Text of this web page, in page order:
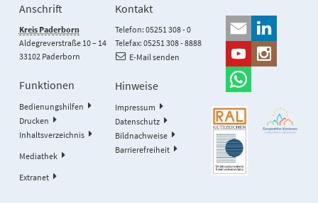
Anschrift
Kreis Paderborn
Aldegreverstraße 10 – 14
33102 Paderborn
Kontakt
Telefon: 05251 308 - 0
Telefax: 05251 308 - 8888
E-Mail senden
Funktionen
Bedienungshilfen
Drucken
Inhaltsverzeichnis
Mediathek
Extranet
Hinweise
Impressum
Datenschutz
Bildnachweise
Barrierefreiheit